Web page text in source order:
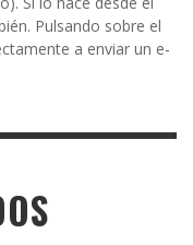
Pulsando sobre el
a enviar un e-